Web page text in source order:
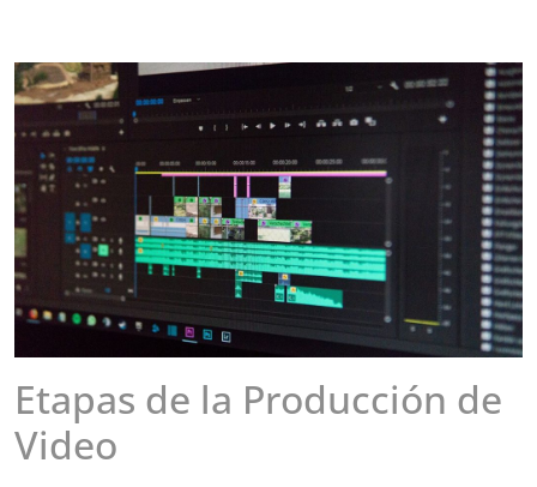
Etapas de la Producción de
Video